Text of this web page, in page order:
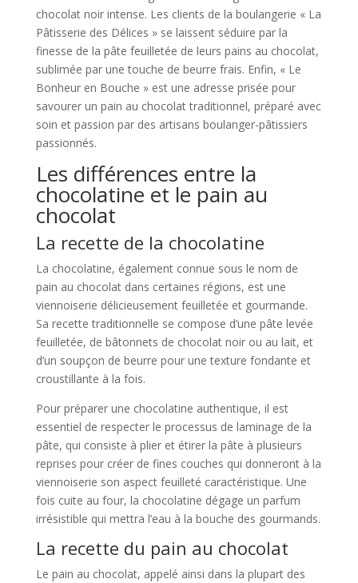
chocolat noir intense. Les clients de la boulangerie « La
Pâtisserie des Délices » se laissent séduire par la
finesse de la pâte feuilletée de leurs pains au chocolat,
sublimée par une touche de beurre frais. Enfin, « Le
Bonheur en Bouche » est une adresse prisée pour
savourer un pain au chocolat traditionnel, préparé avec
soin et passion par des artisans boulanger-pâtissiers
passionnés.
Les différences entre la
chocolatine et le pain au
chocolat
La recette de la chocolatine
La chocolatine, également connue sous le nom de
pain au chocolat dans certaines régions, est une
viennoiserie délicieusement feuilletée et gourmande.
Sa recette traditionnelle se compose d’une pâte levée
feuilletée, de bâtonnets de chocolat noir ou au lait, et
d’un soupçon de beurre pour une texture fondante et
croustillante à la fois.
Pour préparer une chocolatine authentique, il est
essentiel de respecter le processus de laminage de la
pâte, qui consiste à plier et étirer la pâte à plusieurs
reprises pour créer de fines couches qui donneront à la
viennoiserie son aspect feuilleté caractéristique. Une
fois cuite au four, la chocolatine dégage un parfum
irrésistible qui mettra l’eau à la bouche des gourmands.
La recette du pain au chocolat
Le pain au chocolat, appelé ainsi dans la plupart des